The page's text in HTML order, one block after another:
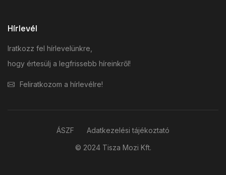
Hírlevél
Iratkozz fel hírlevelünkre,
hogy értesülj a legfrissebb híreinkről!
Feliratkozom a hírlevélre!
© 2024 Tisza Mozi Kft.
ÁSZF Adatkezelési tájékoztató